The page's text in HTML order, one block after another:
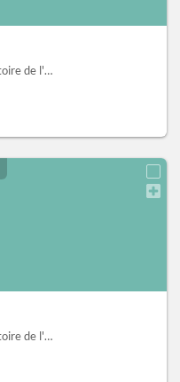
Bibliothèque de l'Institut national d'histoire de l'art, collections Jacques Doucet, Paris
Bibliothèque de l'Institut national d'histoire de l'art, collections Jacques Doucet, Paris